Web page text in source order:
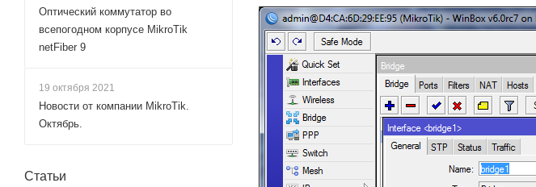
Оптический коммутатор во
всепогодном корпусе MikroTik
netFiber 9
19 октября 2021
Новости от компании MikroTik.
Октябрь.
Статьи